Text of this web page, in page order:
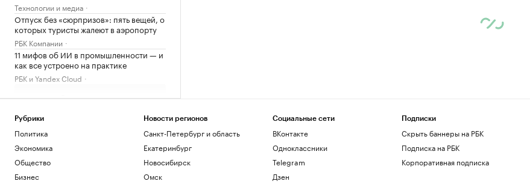
Технологии и медиа
Отпуск без «сюрпризов»: пять вещей, о
которых туристы жалеют в аэропорту
РБК Компании
11 мифов об ИИ в промышленности — и
как все устроено на практике
РБК и Yandex Cloud
Загрузить еще
Рубрики
Политика
Экономика
Общество
Бизнес
Новости регионов
Санкт-Петербург и область
Екатеринбург
Новосибирск
Омск
Социальные сети
ВКонтакте
Одноклассники
Telegram
Дзен
Подписки
Скрыть баннеры на РБК
Подписка на РБК
Корпоративная подписка